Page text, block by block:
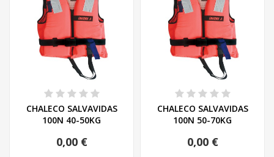
CHALECO SALVAVIDAS
100N 40-50KG
0,00 €
CHALECO SALVAVIDAS
100N 50-70KG
0,00 €